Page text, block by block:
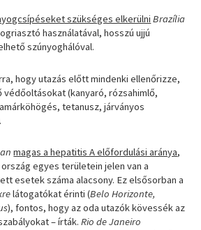
szükséges elkerülni Brazília
használatával, hosszú ujjú
szúnyoghálóval.
hogy utazás előtt mindenki ellenőrizze,
(kanyaró, rózsahimlő,
tetanusz, járványos
magas a hepatitis A előfordulási aránya,
egyes területein jelen van a
esetek száma alacsony. Ez elsősorban a
látogatókat érinti (Belo Horizonte,
), fontos, hogy az oda utazók kövessék az
– írták.Rio de Janeiro